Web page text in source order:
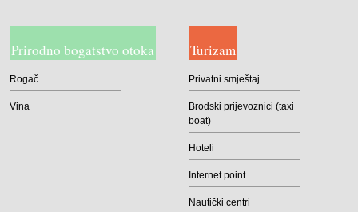
Prirodno bogatstvo otoka
Rogač
Vina
Turizam
Privatni smještaj
Brodski prijevoznici (taxi
boat)
Hoteli
Internet point
Nautički centri